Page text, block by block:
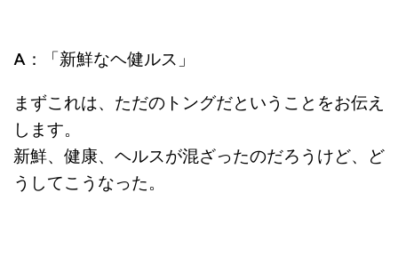
A：「新鮮なヘ健ルス」
まずこれは、ただのトングだということをお伝え
します。
新鮮、健康、ヘルスが混ざったのだろうけど、ど
うしてこうなった。